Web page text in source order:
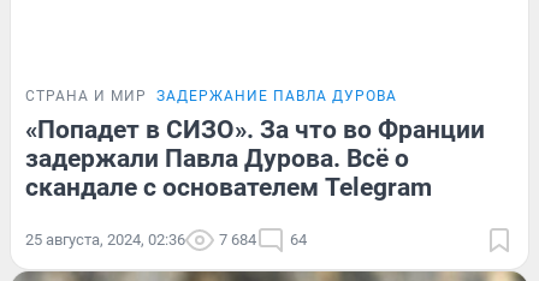
СТРАНА И МИР ЗАДЕРЖАНИЕ ПАВЛА ДУРОВА
«Попадет в СИЗО». За что во Франции
задержали Павла Дурова. Всё о
скандале с основателем Telegram
25 августа, 2024, 02:36 7 684 64